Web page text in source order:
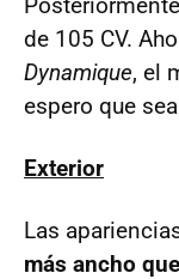
de 105 CV.
Dynamique, el
espero que
Exterior
Las
más ancho